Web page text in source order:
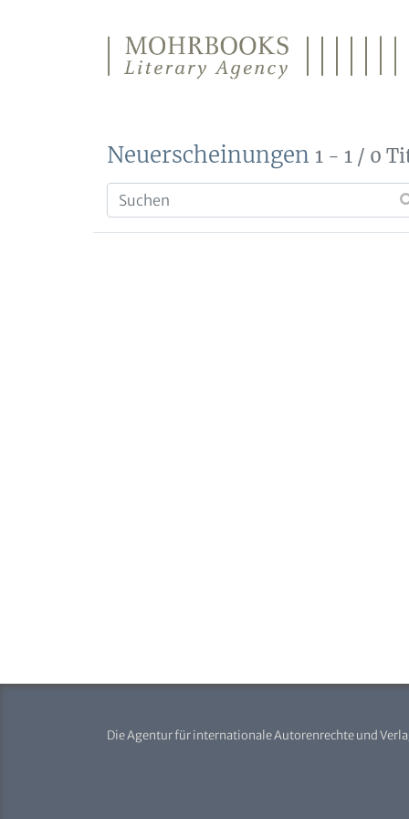
Neuerscheinungen 1 - 1 / 0
Die Agentur für internationale Autorenrechte und